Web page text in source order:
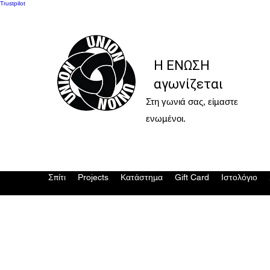
Trustpilot
Η ΕΝΩΣΗ
αγωνίζεται
Στη γωνιά σας, είμαστε
ενωμένοι.
Σπίτι Projects Κατάστημα Gift Card Ιστολόγιο